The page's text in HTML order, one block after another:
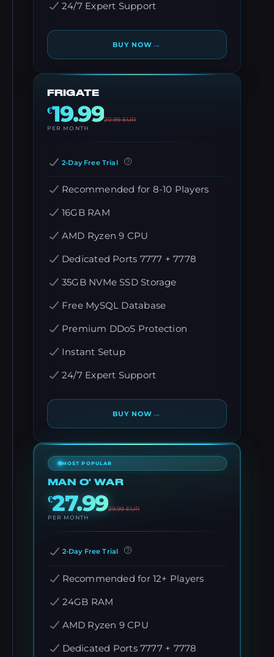
24/7 Expert Support
BUY NOW →
FRIGATE
€19.9920.99EUR
PER MONTH
2-Day Free Trial
Recommended for 8-10 Players
16GB RAM
AMD Ryzen 9 CPU
Dedicated Ports 7777 + 7778
35GB NVMe SSD Storage
Free MySQL Database
Premium DDoS Protection
Instant Setup
24/7 Expert Support
BUY NOW →
MOST POPULAR
MAN O' WAR
€27.9929.99EUR
PER MONTH
2-Day Free Trial
Recommended for 12+ Players
24GB RAM
AMD Ryzen 9 CPU
Dedicated Ports 7777 + 7778